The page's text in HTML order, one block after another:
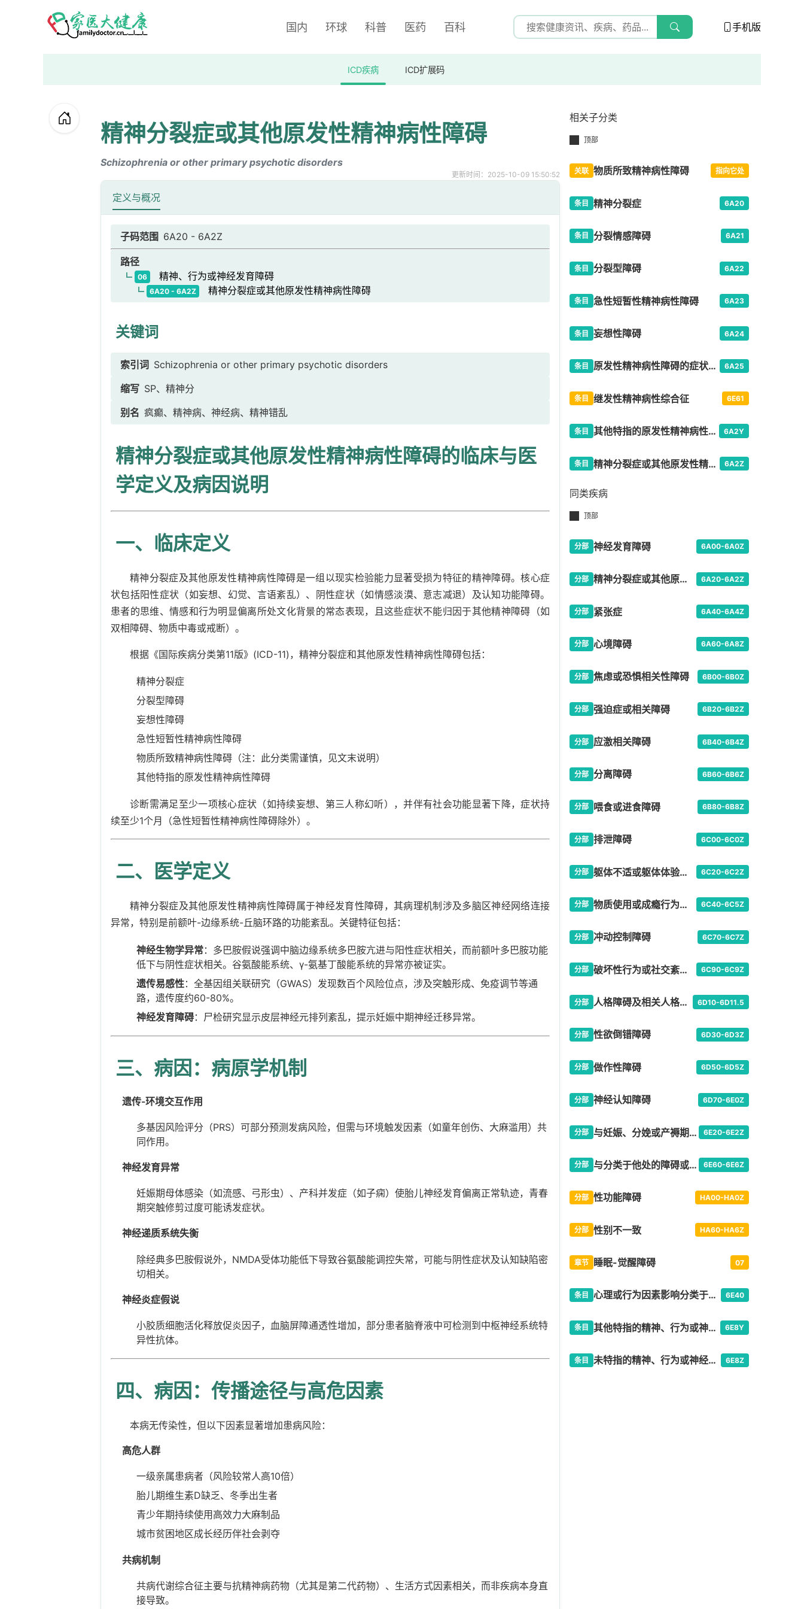
国内 环球 科普 医药 百科 手机版
ICD疾病 ICD扩展码
精神分裂症或其他原发性精神病性障碍
Schizophrenia or other primary psychotic disorders
更新时间：2025-10-09 15:50:52
定义与概况
子码范围 6A20 - 6A2Z
路径
06 精神、行为或神经发育障碍
6A20 - 6A2Z 精神分裂症或其他原发性精神病性障碍
关键词
索引词 Schizophrenia or other primary psychotic disorders
缩写 SP、精神分
别名 疯癫、精神病、神经病、精神错乱
精神分裂症或其他原发性精神病性障碍的临床与医
学定义及病因说明
一、临床定义
精神分裂症及其他原发性精神病性障碍是一组以现实检验能力显著受损为特征的精神障碍。核心症
状包括阳性症状（如妄想、幻觉、言语紊乱）、阴性症状（如情感淡漠、意志减退）及认知功能障碍。
患者的思维、情感和行为明显偏离所处文化背景的常态表现，且这些症状不能归因于其他精神障碍（如
双相障碍、物质中毒或戒断）。
根据《国际疾病分类第11版》(ICD-11)，精神分裂症和其他原发性精神病性障碍包括：
精神分裂症
分裂型障碍
妄想性障碍
急性短暂性精神病性障碍
物质所致精神病性障碍（注：此分类需谨慎，见文末说明）
其他特指的原发性精神病性障碍
诊断需满足至少一项核心症状（如持续妄想、第三人称幻听），并伴有社会功能显著下降，症状持
续至少1个月（急性短暂性精神病性障碍除外）。
二、医学定义
精神分裂症及其他原发性精神病性障碍属于神经发育性障碍，其病理机制涉及多脑区神经网络连接
异常，特别是前额叶-边缘系统-丘脑环路的功能紊乱。关键特征包括：
神经生物学异常：多巴胺假说强调中脑边缘系统多巴胺亢进与阳性症状相关，而前额叶多巴胺功能
低下与阴性症状相关。谷氨酸能系统、γ-氨基丁酸能系统的异常亦被证实。
遗传易感性：全基因组关联研究（GWAS）发现数百个风险位点，涉及突触形成、免疫调节等通
路，遗传度约60-80%。
神经发育障碍：尸检研究显示皮层神经元排列紊乱，提示妊娠中期神经迁移异常。
三、病因：病原学机制
遗传-环境交互作用
多基因风险评分（PRS）可部分预测发病风险，但需与环境触发因素（如童年创伤、大麻滥用）共
同作用。
神经发育异常
妊娠期母体感染（如流感、弓形虫）、产科并发症（如子痫）使胎儿神经发育偏离正常轨迹，青春
期突触修剪过度可能诱发症状。
神经递质系统失衡
除经典多巴胺假说外，NMDA受体功能低下导致谷氨酸能调控失常，可能与阴性症状及认知缺陷密
切相关。
神经炎症假说
小胶质细胞活化释放促炎因子，血脑屏障通透性增加，部分患者脑脊液中可检测到中枢神经系统特
异性抗体。
四、病因：传播途径与高危因素
本病无传染性，但以下因素显著增加患病风险：
高危人群
一级亲属患病者（风险较常人高10倍）
胎儿期维生素D缺乏、冬季出生者
青少年期持续使用高效力大麻制品
城市贫困地区成长经历伴社会剥夺
共病机制
共病代谢综合征主要与抗精神病药物（尤其是第二代药物）、生活方式因素相关，而非疾病本身直
接导致。
相关子分类
顶部
关联 物质所致精神病性障碍 指向它处
条目 精神分裂症 6A20
条目 分裂情感障碍 6A21
条目 分裂型障碍 6A22
条目 急性短暂性精神病性障碍 6A23
条目 妄想性障碍 6A24
条目 原发性精神病性障碍的症状表现 6A25
条目 继发性精神病性综合征 6E61
条目 其他特指的原发性精神病性障碍 6A2Y
条目 精神分裂症或其他原发性精神病性障碍，未特指的 6A2Z
同类疾病
顶部
分部 神经发育障碍 6A00-6A0Z
分部 精神分裂症或其他原发性精神病性障碍 6A20-6A2Z
分部 紧张症 6A40-6A4Z
分部 心境障碍 6A60-6A8Z
分部 焦虑或恐惧相关性障碍 6B00-6B0Z
分部 强迫症或相关障碍 6B20-6B2Z
分部 应激相关障碍 6B40-6B4Z
分部 分离障碍 6B60-6B6Z
分部 喂食或进食障碍 6B80-6B8Z
分部 排泄障碍 6C00-6C0Z
分部 躯体不适或躯体体验障碍 6C20-6C2Z
分部 物质使用或成瘾行为所致障碍 6C40-6C5Z
分部 冲动控制障碍 6C70-6C7Z
分部 破坏性行为或社交紊乱型障碍 6C90-6C9Z
分部 人格障碍及相关人格特质 6D10-6D11.5
分部 性欲倒错障碍 6D30-6D3Z
分部 做作性障碍 6D50-6D5Z
分部 神经认知障碍 6D70-6E0Z
分部 与妊娠、分娩或产褥期有关的精神或行为障碍 6E20-6E2Z
分部 与分类于他处的障碍或疾病相关的继发性精神或行为综合征 6E60-6E6Z
分部 性功能障碍 HA00-HA0Z
分部 性别不一致 HA60-HA6Z
章节 睡眠-觉醒障碍 07
条目 心理或行为因素影响分类于他处的疾患或疾病 6E40
条目 其他特指的精神、行为或神经发育障碍 6E8Y
条目 未特指的精神、行为或神经发育障碍 6E8Z